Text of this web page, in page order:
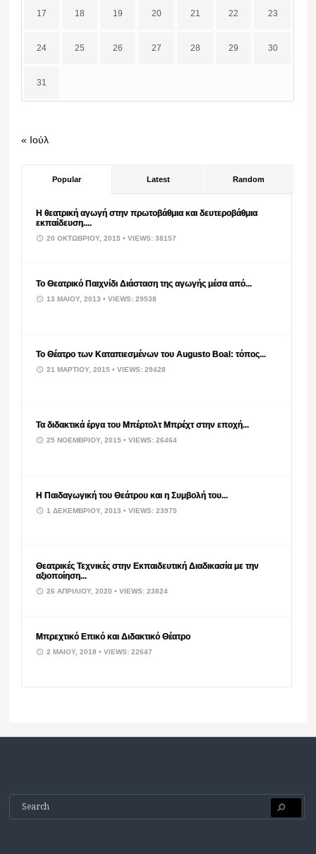
17 18 19 20 21 22 23
24 25 26 27 28 29 30
31
« Ιούλ
Popular Latest Random
Η θεατρική αγωγή στην πρωτοβάθμια και δευτεροβάθμια
εκπαίδευση....
20 ΟΚΤΩΒΡΊΟΥ, 2015• VIEWS: 38157
Το Θεατρικό Παιχνίδι Διάσταση της αγωγής μέσα από...
13 ΜΑΪ́ΟΥ, 2013• VIEWS: 29538
Το Θέατρο των Καταπιεσμένων του Augusto Boal: τόπος...
21 ΜΑΡΤΊΟΥ, 2015• VIEWS: 29428
Τα διδακτικά έργα του Μπέρτολτ Μπρέχτ στην εποχή...
25 ΝΟΕΜΒΡΊΟΥ, 2015• VIEWS: 26464
Η Παιδαγωγική του Θεάτρου και η Συμβολή του...
1 ΔΕΚΕΜΒΡΊΟΥ, 2013• VIEWS: 23975
Θεατρικές Τεχνικές στην Εκπαιδευτική Διαδικασία με την
αξιοποίηση...
26 ΑΠΡΙΛΊΟΥ, 2020• VIEWS: 23824
Μπρεχτικό Επικό και Διδακτικό Θέατρο
2 ΜΑΪ́ΟΥ, 2018• VIEWS: 22647